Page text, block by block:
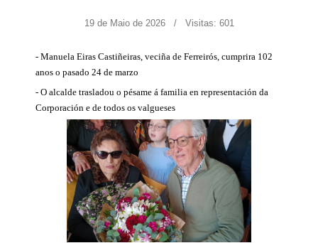
19 de Maio de 2026 Visitas: 601
- Manuela Eiras Castiñeiras, veciña de Ferreirós, cumprira 102
anos o pasado 24 de marzo
- O alcalde trasladou o pésame á familia en representación da
Corporación e de todos os valgueses